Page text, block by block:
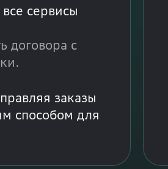
сервисы
договора с
заказы
способом для